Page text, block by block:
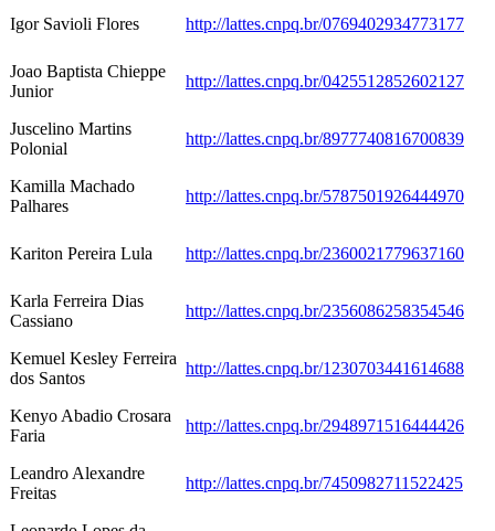
Igor Savioli Flores http://lattes.cnpq.br/0769402934773177
Joao Baptista Chieppe
Junior
http://lattes.cnpq.br/0425512852602127
Juscelino Martins
Polonial
http://lattes.cnpq.br/8977740816700839
Kamilla Machado
Palhares
http://lattes.cnpq.br/5787501926444970
Kariton Pereira Lula http://lattes.cnpq.br/2360021779637160
Karla Ferreira Dias
Cassiano
http://lattes.cnpq.br/2356086258354546
Kemuel Kesley Ferreira
dos Santos
http://lattes.cnpq.br/1230703441614688
Kenyo Abadio Crosara
Faria
http://lattes.cnpq.br/2948971516444426
Leandro Alexandre
Freitas
http://lattes.cnpq.br/7450982711522425